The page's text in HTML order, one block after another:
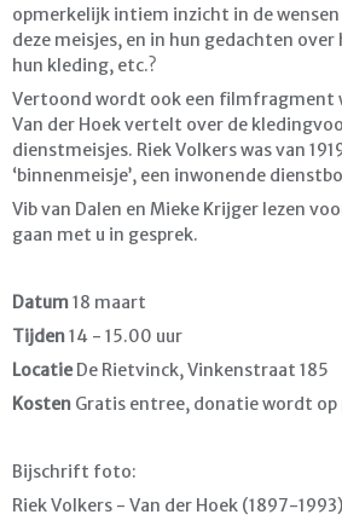
opmerkelijk intiem inzicht in de wensen
deze meisjes, en in hun gedachten
hun kleding, etc.?
Vertoond wordt ook een filmfragment
Van der Hoek vertelt over de
dienstmeisjes. Riek Volkers was van
‘binnenmeisje’, een inwonende
Vib van Dalen en Mieke Krijger lezen
gaan met u in gesprek.
Datum18 maart
Tijden14 - 15.00 uur
LocatieDe Rietvinck, Vinkenstraat 185
Kosten Gratis entree, donatie wordt op
Bijschrift foto:
Riek Volkers - Van der Hoek (1897-1993)